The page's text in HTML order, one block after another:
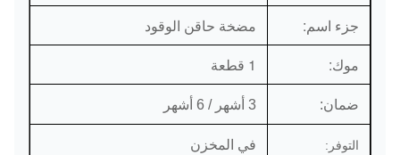
جزء اسم:
مضخة حاقن الوقود
موك:
1 قطعة
ضمان: 3 أشهر / 6 أشهر
التوفر: في المخزن